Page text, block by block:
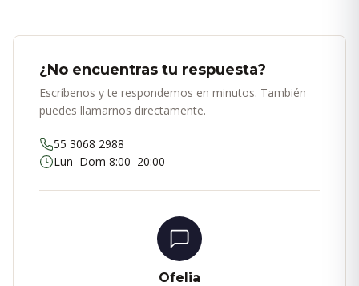
¿No encuentras tu respuesta?
Escríbenos y te respondemos en minutos. También
puedes llamarnos directamente.
55 3068 2988
Lun–Dom 8:00–20:00
Ofelia